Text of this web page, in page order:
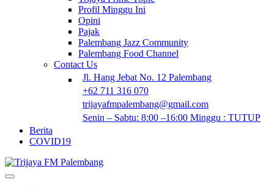
Profil Minggu Ini
Opini
Pajak
Palembang Jazz Community
Palembang Food Channel
Contact Us
Jl. Hang Jebat No. 12 Palembang
+62 711 316 070
trijayafmpalembang@gmail.com
Senin – Sabtu: 8:00 –16:00 Minggu : TUTUP
Berita
COVID19